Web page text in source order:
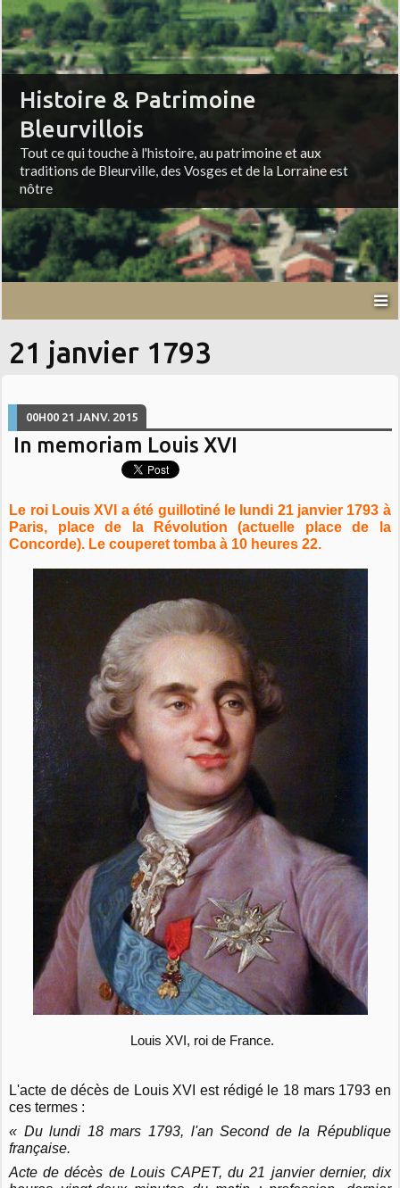
Histoire & Patrimoine
Bleurvillois
Tout ce qui touche à l'histoire, au patrimoine et aux
traditions de Bleurville, des Vosges et de la Lorraine est
nôtre
21 janvier 1793
00H00 21 JANV. 2015
In memoriam Louis XVI
Le roi Louis XVI a été guillotiné le lundi 21 janvier 1793 à
Paris, place de la Révolution (actuelle place de la
Concorde). Le couperet tomba à 10 heures 22.
Louis XVI, roi de France.
L'acte de décès de Louis XVI est rédigé le 18 mars 1793 en
ces termes :
« Du lundi 18 mars 1793, l'an Second de la République
française.
Acte de décès de Louis CAPET, du 21 janvier dernier, dix